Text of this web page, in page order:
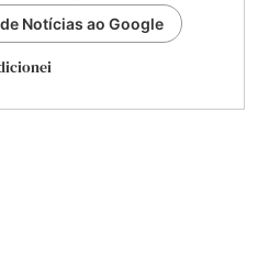
Notícias ao Google